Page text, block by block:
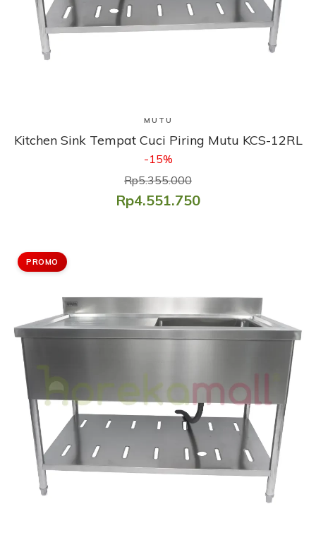
Lihat Produk
MUTU
Kitchen Sink Tempat Cuci Piring Mutu KCS-12RL
-15%
Rp5.355.000
Rp4.551.750
PROMO